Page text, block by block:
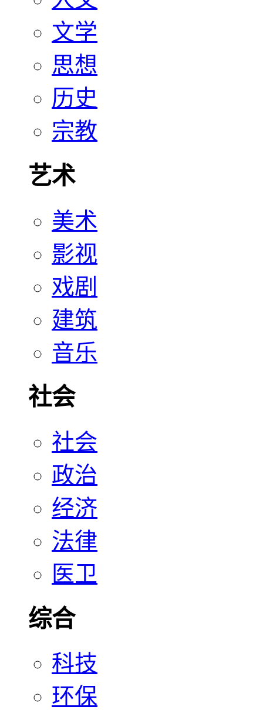
文学
思想
历史
宗教
艺术
美术
影视
戏剧
建筑
音乐
社会
社会
政治
经济
法律
医卫
综合
科技
环保